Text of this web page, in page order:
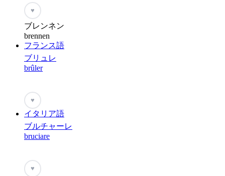
♥
ブレンネン
brennen
フランス語
ブリュレ
brûler
♥
イタリア語
ブルチャーレ
bruciare
♥